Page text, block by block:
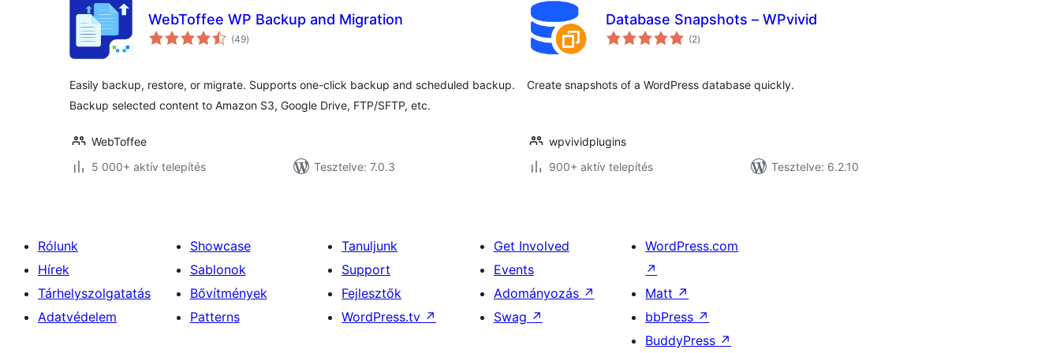
WebToffee WP Backup and Migration
(49értékelés
összesen
)
Easily backup, restore, or migrate. Supports one-click backup and scheduled backup.
Backup selected content to Amazon S3, Google Drive, FTP/SFTP, etc.
WebToffee
5 000+ aktív telepítés
Tesztelve: 7.0.3
Database Snapshots – WPvivid
(2értékelés
összesen
)
Create snapshots of a WordPress database quickly.
wpvividplugins
900+ aktív telepítés
Tesztelve: 6.2.10
Rólunk
Hírek
Tárhelyszolgatatás
Adatvédelem
Showcase
Sablonok
Bővítmények
Patterns
Tanuljunk
Support
Fejlesztők
WordPress.tv ↗
Get Involved
Events
Adományozás ↗
Swag ↗
WordPress.com
↗
Matt ↗
bbPress ↗
BuddyPress ↗